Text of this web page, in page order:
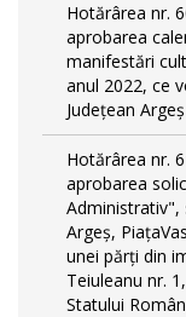
Hotărârea nr.
aprobarea
manifestări
anul 2022, ce
Județean
Hotărârea nr.
aprobarea
Administrativ",
Argeș,
unei părți din
Teiuleanu nr.
Statului